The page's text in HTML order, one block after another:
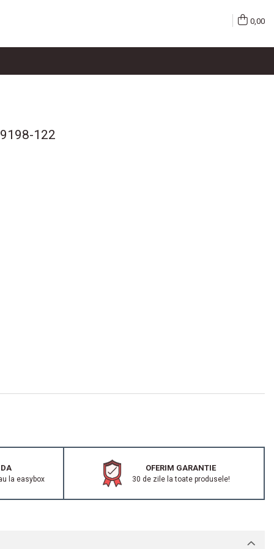
0,00
122
la easybox
OFERIM GARANTIE
30 de zile la toate produsele!